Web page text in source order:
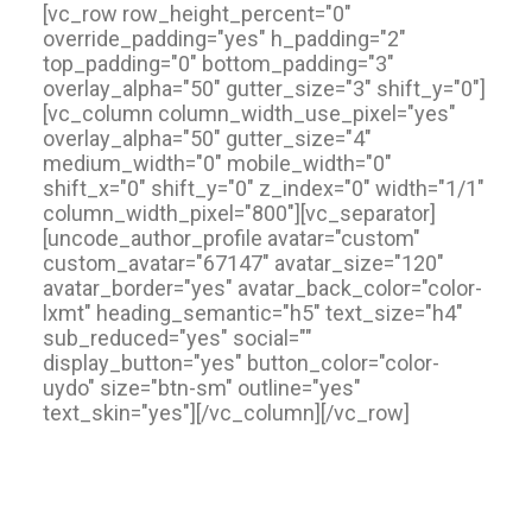
[vc_row row_height_percent="0"
override_padding="yes" h_padding="2"
top_padding="0" bottom_padding="3"
overlay_alpha="50" gutter_size="3" shift_y="0"]
[vc_column column_width_use_pixel="yes"
overlay_alpha="50" gutter_size="4"
medium_width="0" mobile_width="0"
shift_x="0" shift_y="0" z_index="0" width="1/1"
column_width_pixel="800"][vc_separator]
[uncode_author_profile avatar="custom"
custom_avatar="67147" avatar_size="120"
avatar_border="yes" avatar_back_color="color-
lxmt" heading_semantic="h5" text_size="h4"
sub_reduced="yes" social=""
display_button="yes" button_color="color-
uydo" size="btn-sm" outline="yes"
text_skin="yes"][/vc_column][/vc_row]